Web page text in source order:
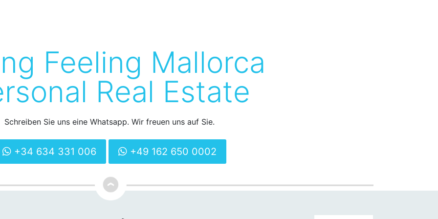
Feeling Mallorca
Real Estate
Schreiben Sie uns eine Whatsapp. Wir freuen uns auf Sie.
+34 634 331 006 +49 162 650 0002